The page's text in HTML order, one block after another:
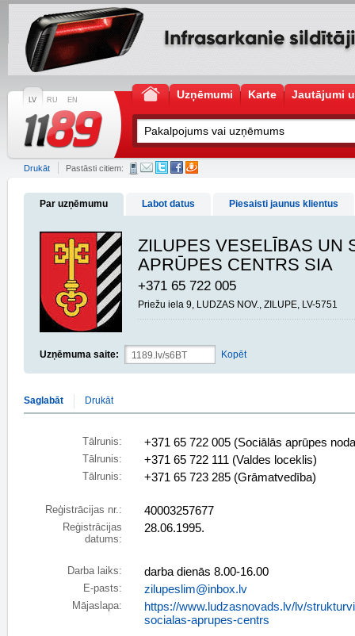
LV RU EN Uzņēmumi Karte Jautājumi
Drukāt Pastāsti citiem:
Par uzņēmumu Labot datus Piesaisti jaunus klientus
ZILUPES VESELĪBAS UN
APRŪPES CENTRS SIA
+371 65 722 005
Priežu iela 9, LUDZAS NOV., ZILUPE, LV-5751
Uzņēmuma saite: Kopēt
Saglabāt Drukāt
Tālrunis: +371 65 722 005 (Sociālās aprūpes
Tālrunis: +371 65 722 111 (Valdes loceklis)
Tālrunis: +371 65 723 285 (Grāmatvedība)
Reģistrācijas nr.: 40003257677
Reģistrācijas
datums:
28.06.1995.
Darba laiks: darba dienās 8.00-16.00
E-pasts: zilupeslim@inbox.lv
Mājaslapa:
https://www.ludzasnovads.lv/lv/
socialas-aprupes-centrs